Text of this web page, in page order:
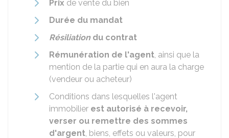
Prix de vente du bien
Durée du mandat
Résiliationdu contrat
Rémunération de l'agent, ainsi que la
mention de la partie qui en aura la charge
(vendeur ou acheteur)
Conditions dans lesquelles l'agent
immobilier est autorisé à recevoir,
verser ou remettre des sommes
d'argent, biens, effets ou valeurs, pour